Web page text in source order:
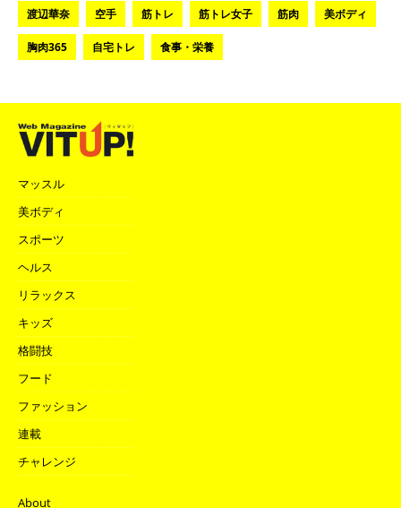
渡辺華奈 空手 筋トレ 筋トレ女子 筋肉 美ボディ
胸肉365 自宅トレ 食事・栄養
マッスル
美ボディ
スポーツ
ヘルス
リラックス
キッズ
格闘技
フード
ファッション
連載
チャレンジ
About